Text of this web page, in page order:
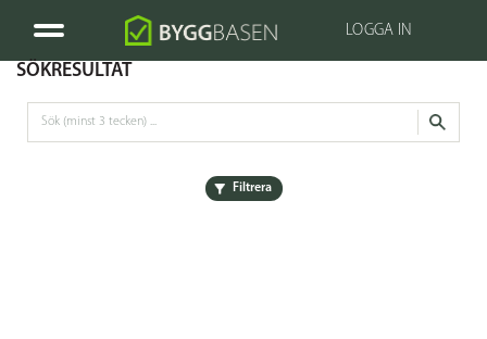
LOGGA IN
SÖKRESULTAT
Filtrera